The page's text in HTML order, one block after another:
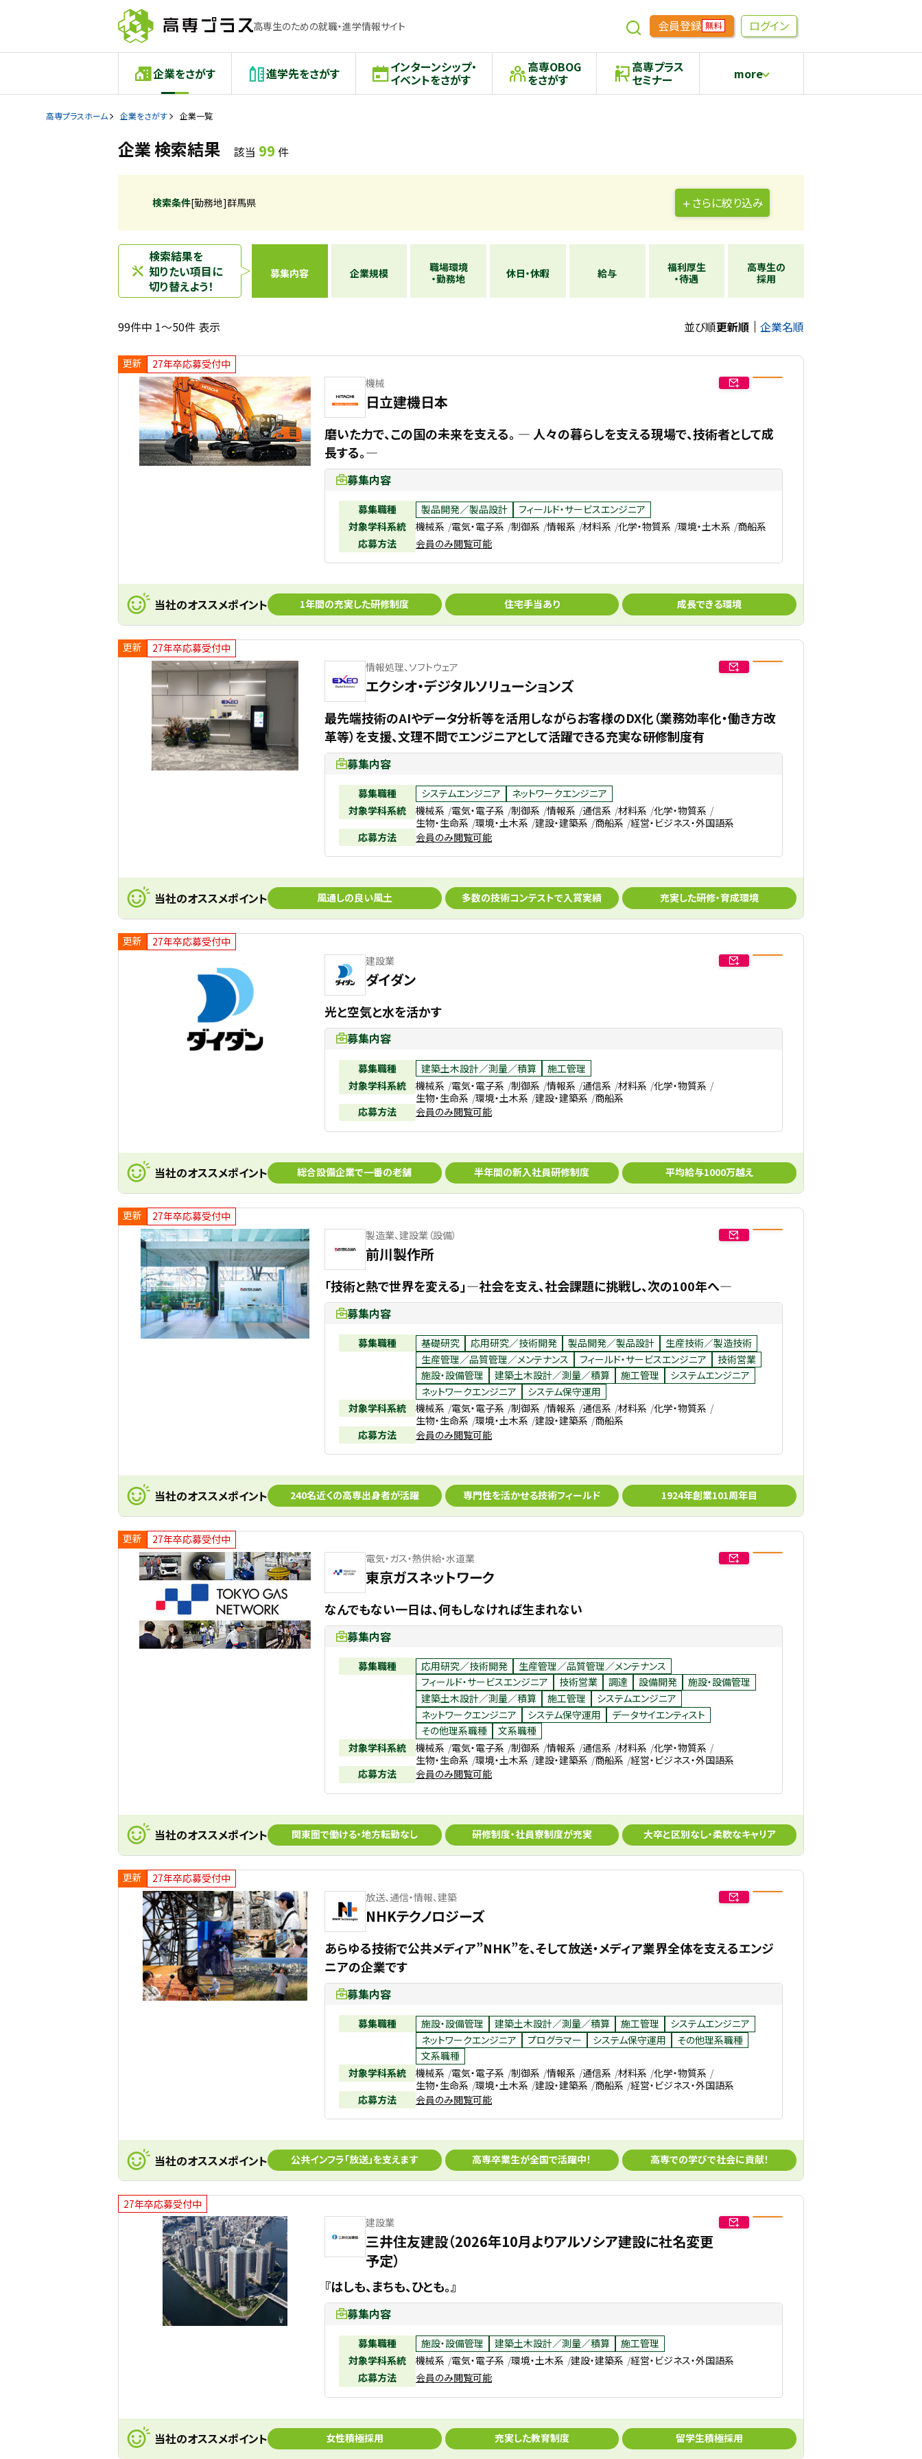
高専生のための就職・進学情報サイト 会員登録 無料 ログイン
企業をさがす 進学先をさがす インターンシップ・
イベントをさがす
高専OBOG
をさがす
高専プラス
セミナー more
高専プラスホーム 企業をさがす 企業一覧
企業 検索結果 該当 99 件
検索条件[勤務地]群馬県 さらに絞り込み
検索結果を
知りたい項目に
切り替えよう！
募集内容 企業規模
職場環境
・勤務地
休日・休暇 給与
福利厚生
・待遇
高専生の
採用
99件中 1～50件 表示 並び順更新順 企業名順
更新
27年卒応募受付中
機械
日立建機日本
磨いた力で、この国の未来を支える。 ― 人々の暮らしを支える現場で、技術者として成
長する。―
募集内容
募集職種 製品開発／製品設計
フィールド・サービスエンジニア
対象学科系統
機械系 電気・電子系 制御系 情報系 材料系 化学・物質系 環境・土木系 商船系
応募方法
会員のみ閲覧可能
当社のオススメポイント 1年間の充実した研修制度 住宅手当あり 成長できる環境
更新
27年卒応募受付中
情報処理、ソフトウェア
エクシオ・デジタルソリューションズ
最先端技術のAIやデータ分析等を活用しながらお客様のDX化（業務効率化・働き方改
革等）を支援、文理不問でエンジニアとして活躍できる充実な研修制度有
募集内容
募集職種 システムエンジニア
ネットワークエンジニア
対象学科系統
機械系 電気・電子系 制御系 情報系 通信系 材料系 化学・物質系
生物・生命系 環境・土木系 建設・建築系 商船系 経営・ビジネス・外国語系
応募方法
会員のみ閲覧可能
当社のオススメポイント 風通しの良い風土 多数の技術コンテストで入賞実績 充実した研修・育成環境
更新
27年卒応募受付中
建設業
ダイダン
光と空気と水を活かす
募集内容
募集職種 建築土木設計／測量／積算
施工管理
対象学科系統
機械系 電気・電子系 制御系 情報系 通信系 材料系 化学・物質系
生物・生命系 環境・土木系 建設・建築系 商船系
応募方法
会員のみ閲覧可能
当社のオススメポイント 総合設備企業で一番の老舗 半年間の新入社員研修制度 平均給与1000万越え
更新
27年卒応募受付中
製造業、建設業（設備）
前川製作所
「技術と熱で世界を変える」―社会を支え、社会課題に挑戦し、次の100年へ―
募集内容
募集職種 基礎研究 応用研究／技術開発 製品開発／製品設計
生産技術／製造技術
生産管理／品質管理／メンテナンス
フィールド・サービスエンジニア
技術営業
施設・設備管理
建築土木設計／測量／積算 施工管理
システムエンジニア
ネットワークエンジニア
システム保守運用
対象学科系統
機械系 電気・電子系 制御系 情報系 通信系 材料系 化学・物質系
生物・生命系 環境・土木系 建設・建築系 商船系
応募方法
会員のみ閲覧可能
当社のオススメポイント 240名近くの高専出身者が活躍 専門性を活かせる技術フィールド 1924年創業101周年目
更新
27年卒応募受付中
電気・ガス・熱供給・水道業
東京ガスネットワーク
なんでもない一日は、何もしなければ生まれない
募集内容
募集職種 応用研究／技術開発
生産管理／品質管理／メンテナンス
フィールド・サービスエンジニア
技術営業 調達 設備開発
施設・設備管理
建築土木設計／測量／積算
施工管理
システムエンジニア
ネットワークエンジニア
システム保守運用
データサイエンティスト
その他理系職種
文系職種
対象学科系統
機械系 電気・電子系 制御系 情報系 通信系 材料系 化学・物質系
生物・生命系 環境・土木系 建設・建築系 商船系 経営・ビジネス・外国語系
応募方法
会員のみ閲覧可能
当社のオススメポイント 関東圏で働ける・地方転勤なし 研修制度・社員寮制度が充実 大卒と区別なし・柔軟なキャリア
更新
27年卒応募受付中
放送、通信・情報、建築
NHKテクノロジーズ
あらゆる技術で公共メディア”NHK”を、そして放送・メディア業界全体を支えるエンジ
ニアの企業です
募集内容
募集職種 施設・設備管理 建築土木設計／測量／積算 施工管理
システムエンジニア
ネットワークエンジニア
プログラマー システム保守運用
その他理系職種
文系職種
対象学科系統
機械系 電気・電子系 制御系 情報系 通信系 材料系 化学・物質系
生物・生命系 環境・土木系 建設・建築系 商船系 経営・ビジネス・外国語系
応募方法
会員のみ閲覧可能
当社のオススメポイント 公共インフラ「放送」を支えます 高専卒業生が全国で活躍中！ 高専での学びで社会に貢献！
27年卒応募受付中
建設業
三井住友建設（2026年10月よりアルソシア建設に社名変更
予定）
『はしも、まちも、ひとも。』
募集内容
募集職種 施設・設備管理 建築土木設計／測量／積算
施工管理
対象学科系統
機械系 電気・電子系 環境・土木系 建設・建築系 経営・ビジネス・外国語系
応募方法
会員のみ閲覧可能
当社のオススメポイント 女性積極採用 充実した教育制度 留学生積極採用